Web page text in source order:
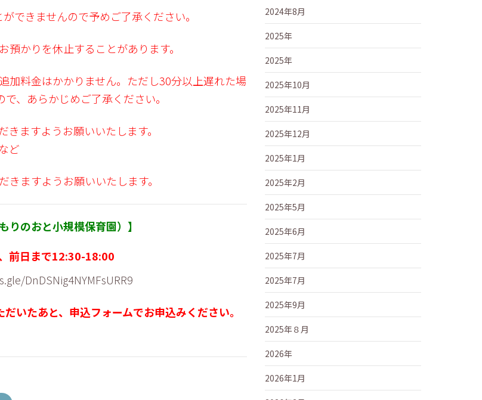
できませんので予めご了承ください。
かりを休止することがあります。
加料金はかかりません。ただし30分以上遅れた場
、あらかじめご了承ください。
ますようお願いいたします。
ど
ますようお願いいたします。
りのおと小規模保育園）】
前日まで12:30-18:00
DnDSNig4NYMFsURR9
いたあと、申込フォームでお申込みください。
2024年8月
2025年
2025年
2025年10月
2025年11月
2025年12月
2025年1月
2025年2月
2025年5月
2025年6月
2025年7月
2025年7月
2025年9月
2025年８月
2026年
2026年1月